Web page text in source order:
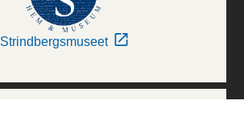
Strindbergsmuseet